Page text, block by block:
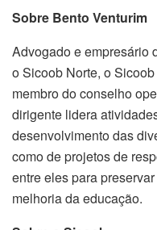
Sobre Bento Venturim
Advogado e empresário
o Sicoob Norte, o
membro do conselho
dirigente lidera
desenvolvimento das
como de projetos de
entre eles para
melhoria da educação.